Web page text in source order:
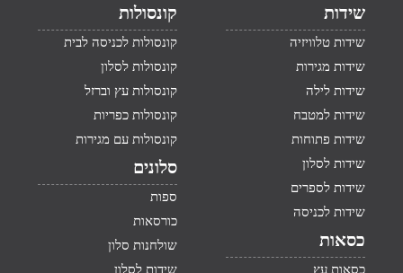
שידות
שידות טלוויזיה
שידות מגירות
שידות לילה
שידות למטבח
שידות פתוחות
שידות לסלון
שידות לספרים
שידות לכניסה
כסאות
כסאות עץ
קונסולות
קונסולות לכניסה לבית
קונסולות לסלון
קונסולות עץ וברזל
קונסולות כפריות
קונסולות עם מגירות
סלונים
ספות
כורסאות
שולחנות סלון
שידות לסלון